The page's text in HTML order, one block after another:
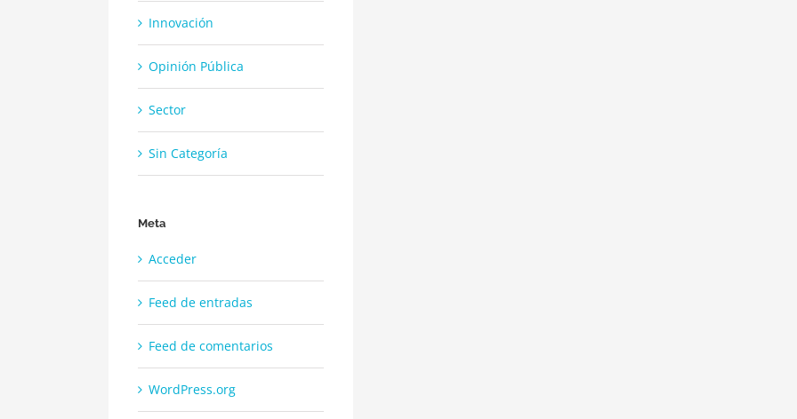
Innovación
Opinión Pública
Sector
Sin Categoría
Meta
Acceder
Feed de entradas
Feed de comentarios
WordPress.org